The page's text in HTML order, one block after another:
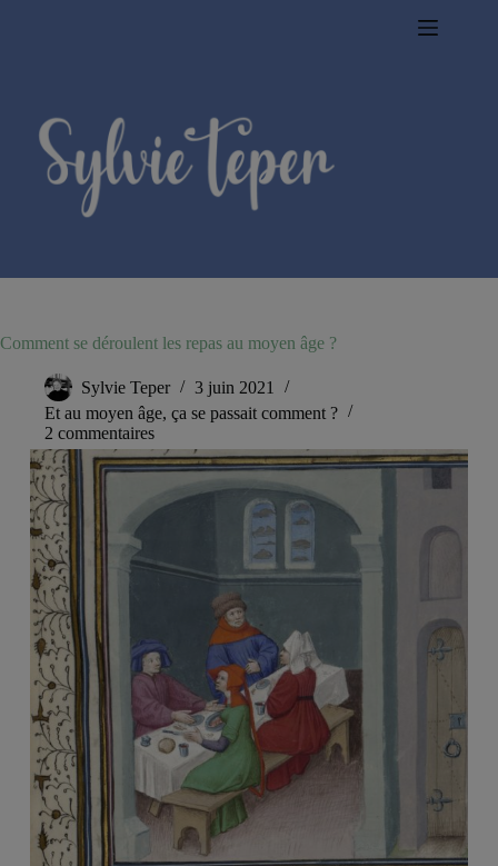
Comment se déroulent les repas au moyen âge ?
Sylvie Teper
3 juin 2021
Et au moyen âge, ça se passait comment ?
2 commentaires